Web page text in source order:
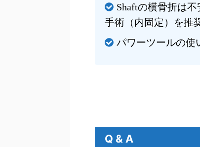
Shaftの横骨折は
手術（内固定）を推
パワーツールの使
Q & A